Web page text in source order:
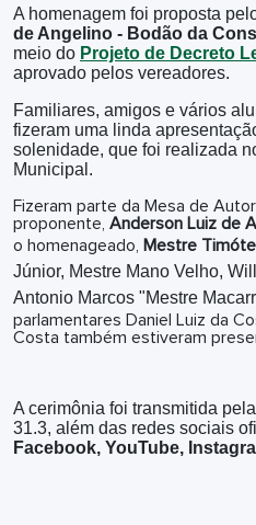
A homenagem foi proposta
de Angelino - Bodão da
meio do Projeto de Decreto
aprovado pelos vereadores.
Familiares, amigos e vários
fizeram uma linda
solenidade, que foi realizada
Municipal.
Fizeram parte da Mesa de
proponente, Anderson Luiz de
o homenageado,
Mestre
Júnior, Mestre Mano Velho,
Antonio Marcos "Mestre
parlamentares Daniel Luiz da
Costa também estiveram
A cerimônia foi transmitida pela
31.3, além das redes sociais
Facebook, YouTube,